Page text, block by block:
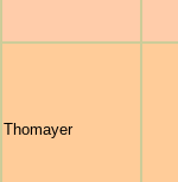
Thomayer